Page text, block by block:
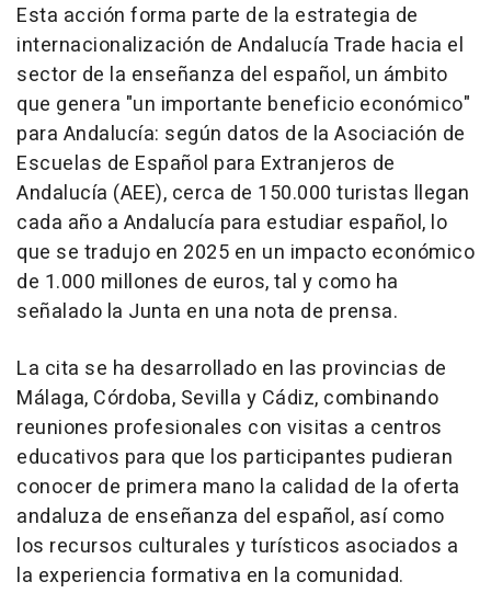
Esta acción forma parte de la estrategia de
internacionalización de Andalucía Trade hacia el
sector de la enseñanza del español, un ámbito
que genera "un importante beneficio económico"
para Andalucía: según datos de la Asociación de
Escuelas de Español para Extranjeros de
Andalucía (AEE), cerca de 150.000 turistas llegan
cada año a Andalucía para estudiar español, lo
que se tradujo en 2025 en un impacto económico
de 1.000 millones de euros, tal y como ha
señalado la Junta en una nota de prensa.
La cita se ha desarrollado en las provincias de
Málaga, Córdoba, Sevilla y Cádiz, combinando
reuniones profesionales con visitas a centros
educativos para que los participantes pudieran
conocer de primera mano la calidad de la oferta
andaluza de enseñanza del español, así como
los recursos culturales y turísticos asociados a
la experiencia formativa en la comunidad.